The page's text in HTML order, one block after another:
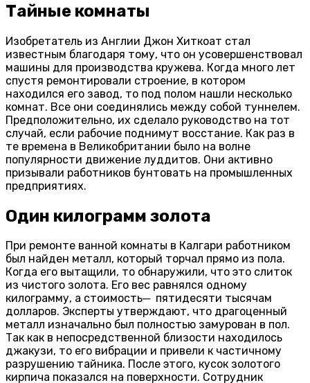
Тайные комнаты
Изобретатель из Англии Джон Хиткоат стал
известным благодаря тому, что он усовершенствовал
машины для производства кружева. Когда много лет
спустя ремонтировали строение, в котором
находился его завод, то под полом нашли несколько
комнат. Все они соединялись между собой туннелем.
Предположительно, их сделало руководство на тот
случай, если рабочие поднимут восстание. Как раз в
те времена в Великобритании было на волне
популярности движение луддитов. Они активно
призывали работников бунтовать на промышленных
предприятиях.
Один килограмм золота
При ремонте ванной комнаты в Калгари работником
был найден металл, который торчал прямо из пола.
Когда его вытащили, то обнаружили, что это слиток
из чистого золота. Его вес равнялся одному
килограмму, а стоимость─ пятидесяти тысячам
долларов. Эксперты утверждают, что драгоценный
металл изначально был полностью замурован в пол.
Так как в непосредственной близости находилось
джакузи, то его вибрации и привели к частичному
разрушению тайника. После этого, кусок золотого
кирпича показался на поверхности. Сотрудник